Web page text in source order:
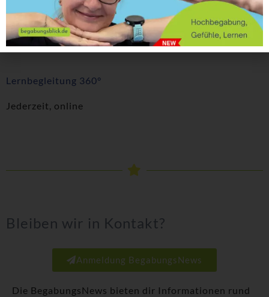
Gefühlskompetenz Training
ab 04.11.24 17 Uhr, Hannover
Lernbegleitung 360°
Jederzeit, online
Bleiben wir in Kontakt?
Anmeldung BegabungsNews
Die BegabungsNews bieten dir Informationen rund